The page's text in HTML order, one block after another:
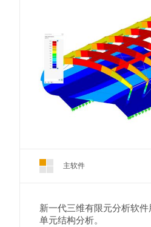
主软件
新一代三维有限元分析软
单元结构分析。